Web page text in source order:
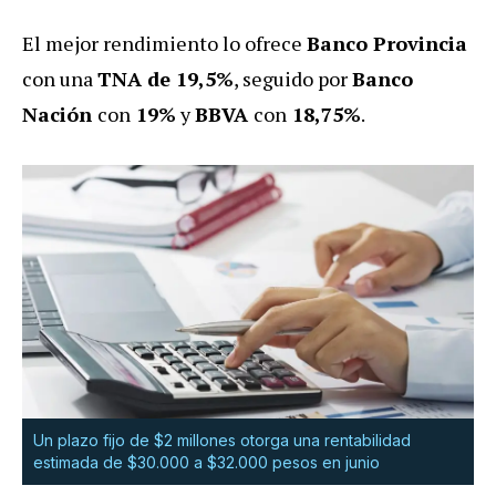
El mejor rendimiento lo ofrece Banco Provincia
con unaTNA de 19,5%, seguido porBanco
Nación con 19%yBBVA con 18,75%.
Un plazo fijo de $2 millones otorga una rentabilidad
estimada de $30.000 a $32.000 pesos en junio